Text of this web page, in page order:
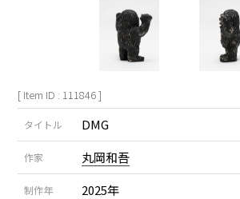
[ Item ID : 111846 ]
タイトル DMG
作家 丸岡和吾
制作年 2025年